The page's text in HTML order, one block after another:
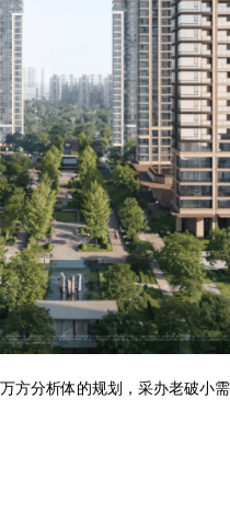
分析体的规划，采办老破小需